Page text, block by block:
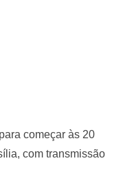
começar às 20
com transmissão